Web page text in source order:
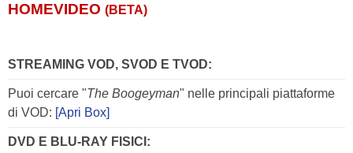
HOMEVIDEO (BETA)
STREAMING VOD, SVOD E TVOD:
Puoi cercare "The Boogeyman" nelle principali piattaforme
di VOD: [Apri Box]
DVD E BLU-RAY FISICI: